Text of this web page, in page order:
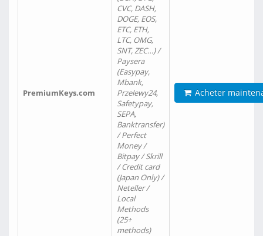
PremiumKeys.com
CVC, DASH,
DOGE, EOS,
ETC, ETH,
LTC, OMG,
SNT, ZEC…) /
Paysera
(Easypay,
Mbank,
Przelewy24,
Safetypay,
SEPA,
Banktransfer)
/ Perfect
Money /
Bitpay / Skrill
/ Credit card
(Japan Only) /
Neteller /
Local
Methods
(25+
methods)
Acheter